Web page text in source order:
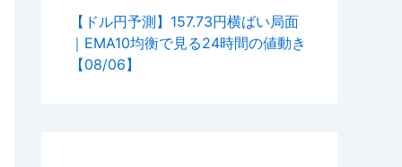
【ドル円予測】157.73円横ばい局面
｜EMA10均衡で見る24時間の値動き
【08/06】